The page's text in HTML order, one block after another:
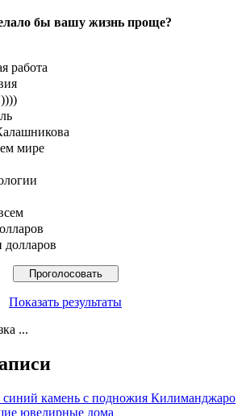
бы вашу жизнь проще?
работа
мире
долларов
Показать результаты
...
синий камень с подножия Килиманджаро
ювелирные дома